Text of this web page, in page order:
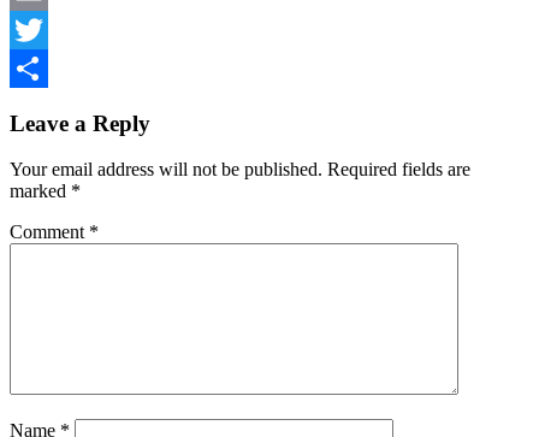
Email
Twitter
Leave a Reply
Your email address will not be published. Required fields are
marked *
Comment *
Name *